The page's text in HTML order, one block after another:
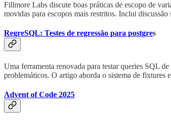
Fillmore Labs discute boas práticas de escopo de
movidas para escopos mais restritos. Inclui
RegreSQL: Testes de regressão para postgres
Uma ferramenta renovada para testar queries SQL
problemáticos. O artigo aborda o sistema de
Advent of Code 2025